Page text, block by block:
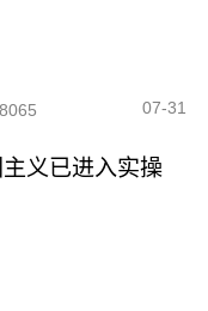
8065 07-31
义已进入实操